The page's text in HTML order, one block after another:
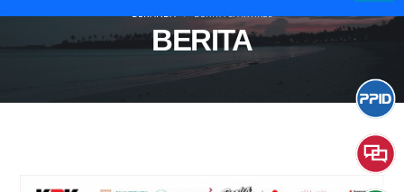
BERITA
BERANDA BERITA & ARTIKEL